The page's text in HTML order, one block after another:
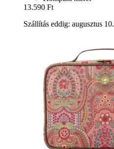
13.590 Ft
Szállítás eddig: augusztus 10.